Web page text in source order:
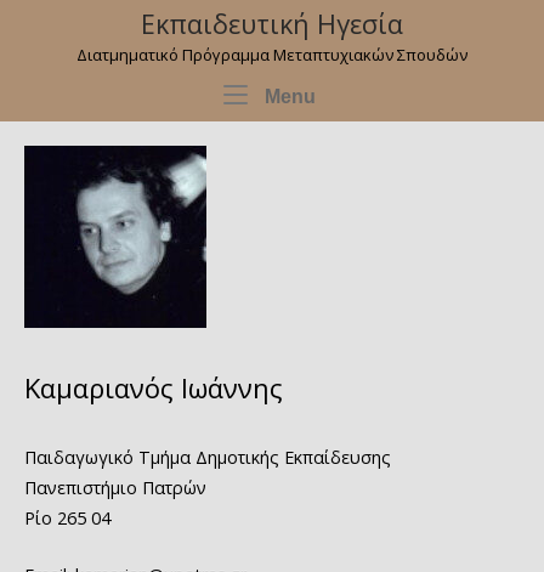
Εκπαιδευτική Ηγεσία
Διατμηματικό Πρόγραμμα Μεταπτυχιακών Σπουδών
Menu
Καμαριανός Ιωάννης
Παιδαγωγικό Τμήμα Δημοτικής Εκπαίδευσης
Πανεπιστήμιο Πατρών
Ρίο 265 04